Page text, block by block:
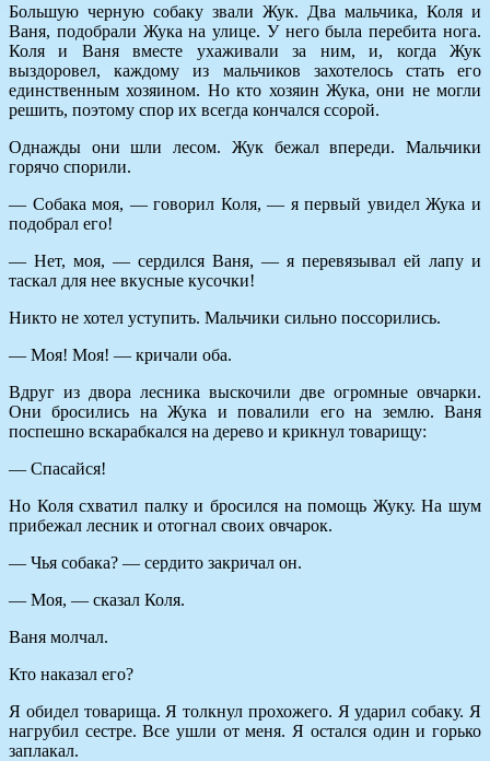
Большую черную собаку звали Жук. Два мальчика, Коля и
Ваня, подобрали Жука на улице. У него была перебита нога.
Коля и Ваня вместе ухаживали за ним, и, когда Жук
выздоровел, каждому из мальчиков захотелось стать его
единственным хозяином. Но кто хозяин Жука, они не могли
решить, поэтому спор их всегда кончался ссорой.
Однажды они шли лесом. Жук бежал впереди. Мальчики
горячо спорили.
— Собака моя, — говорил Коля, — я первый увидел Жука и
подобрал его!
— Нет, моя, — сердился Ваня, — я перевязывал ей лапу и
таскал для нее вкусные кусочки!
Никто не хотел уступить. Мальчики сильно поссорились.
— Моя! Моя! — кричали оба.
Вдруг из двора лесника выскочили две огромные овчарки.
Они бросились на Жука и повалили его на землю. Ваня
поспешно вскарабкался на дерево и крикнул товарищу:
— Спасайся!
Но Коля схватил палку и бросился на помощь Жуку. На шум
прибежал лесник и отогнал своих овчарок.
— Чья собака? — сердито закричал он.
— Моя, — сказал Коля.
Ваня молчал.
Кто наказал его?
Я обидел товарища. Я толкнул прохожего. Я ударил собаку. Я
нагрубил сестре. Все ушли от меня. Я остался один и горько
заплакал.